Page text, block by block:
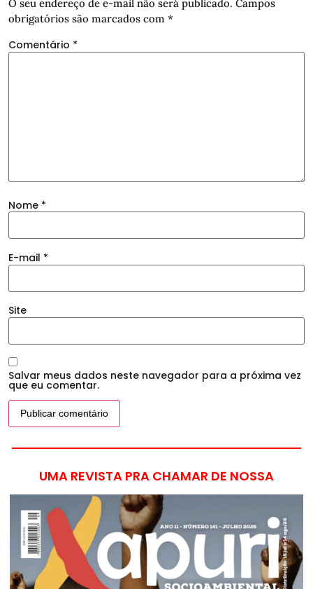
O seu endereço de e-mail não será publicado. Campos
obrigatórios são marcados com *
Comentário *
Nome *
E-mail *
Site
Salvar meus dados neste navegador para a próxima vez
que eu comentar.
UMA REVISTA PRA CHAMAR DE NOSSA